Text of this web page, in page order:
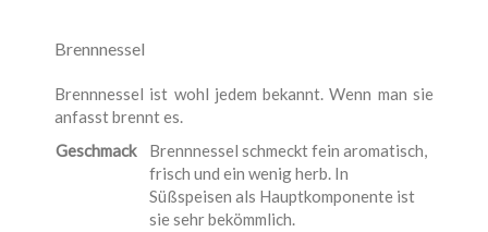
Brennnessel
Brennnessel ist wohl jedem bekannt. Wenn man sie
anfasst brennt es.
Geschmack
Brennnessel schmeckt fein aromatisch,
frisch und ein wenig herb. In
Süßspeisen als Hauptkomponente ist
sie sehr bekömmlich.